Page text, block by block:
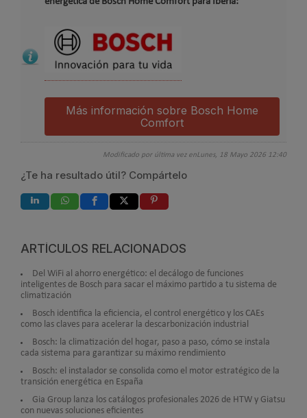
Más información sobre Bosch Home
Comfort
Modificado por última vez enLunes, 18 Mayo 2026 12:40
¿Te ha resultado útil? Compártelo
ARTÍCULOS RELACIONADOS
Del WiFi al ahorro energético: el decálogo de funciones
inteligentes de Bosch para sacar el máximo partido a tu sistema de
climatización
Bosch identifica la eficiencia, el control energético y los CAEs
como las claves para acelerar la descarbonización industrial
Bosch: la climatización del hogar, paso a paso, cómo se instala
cada sistema para garantizar su máximo rendimiento
Bosch: el instalador se consolida como el motor estratégico de la
transición energética en España
Gia Group lanza los catálogos profesionales 2026 de HTW y Giatsu
con nuevas soluciones eficientes